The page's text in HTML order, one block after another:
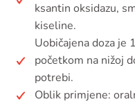
ksantin oksidazu,
kiseline.
Uobičajena doza je
početkom na nižoj
potrebi.
Oblik primjene: